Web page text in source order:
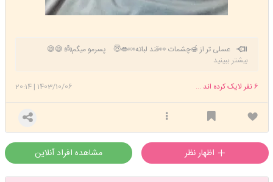
عسلی تر از 🍯چشمات 👀قند لباته🍬👄😇 پسرمو میگم👼 😅😅
اللهم صل علی محمد وال محمد وعجل فرجهم
بیشتر ببینید
1403/10/06
|
20:14 6نفر لایک کرده اند ...
مشاهده افراد آنلاین